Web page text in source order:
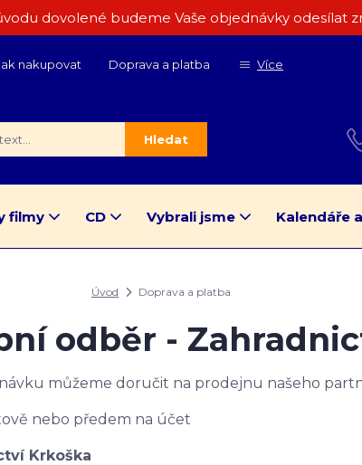
dovolené budeme Vaše objednávky odesílat
nakupovat Doprava a platba Více
Hledat
filmy CD Vybrali jsme Kalendáře
Úvod Doprava a platba
odběr -
můžeme doručit na prodejnu našeho
nebo předem na účet
Krkoška